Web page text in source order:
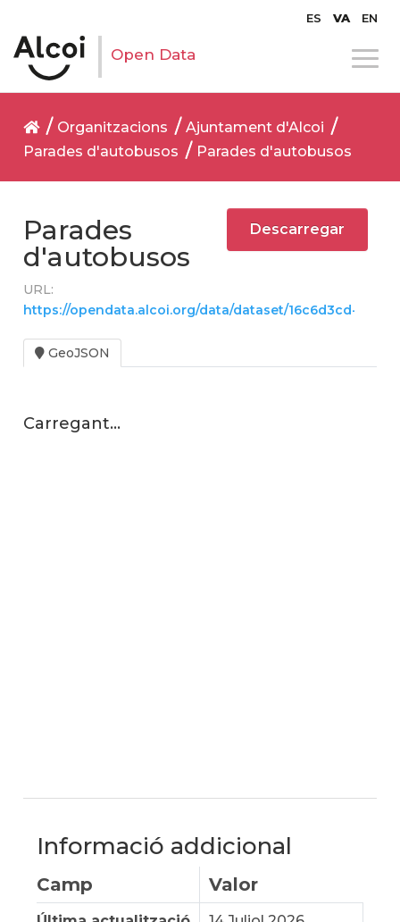
ES VA EN
Open Data
Organitzacions
Ajuntament d'Alcoi
Parades d'autobusos
Parades d'autobusos
Descarregar
Parades
d'autobusos
URL:
https://opendata.alcoi.org/data/dataset/16c6d3cd-
GeoJSON
Informació addicional
Camp Valor